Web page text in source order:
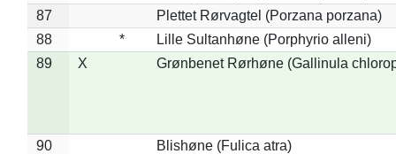
87
Plettet Rørvagtel (Porzana porzana)
88
*
Lille Sultanhøne (Porphyrio alleni)
89
X Grønbenet Rørhøne (Gallinula
90
Blishøne (Fulica atra)